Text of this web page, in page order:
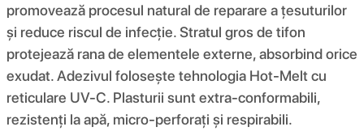
promovează procesul natural de reparare a țesuturilor
și reduce riscul de infecție. Stratul gros de tifon
protejează rana de elementele externe, absorbind orice
exudat. Adezivul folosește tehnologia Hot-Melt cu
reticulare UV-C. Plasturii sunt extra-conformabili,
rezistenți la apă, micro-perforați și respirabili.